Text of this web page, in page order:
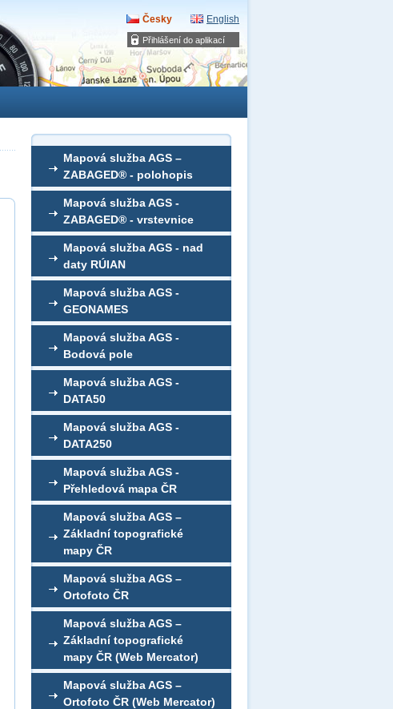
Přihlášení do aplikací
Česky English
Mapová služba AGS –
ZABAGED® - polohopis
Mapová služba AGS -
ZABAGED® - vrstevnice
Mapová služba AGS - nad
daty RÚIAN
Mapová služba AGS -
GEONAMES
Mapová služba AGS -
Bodová pole
Mapová služba AGS -
DATA50
Mapová služba AGS -
DATA250
Mapová služba AGS -
Přehledová mapa ČR
Mapová služba AGS –
Základní topografické
mapy ČR
Mapová služba AGS –
Ortofoto ČR
Mapová služba AGS –
Základní topografické
mapy ČR (Web Mercator)
Mapová služba AGS –
Ortofoto ČR (Web Mercator)